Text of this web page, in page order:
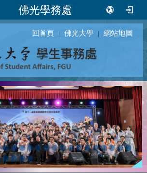
佛光學務處
回首頁 ｜ 佛光大學 ｜ 網站地圖